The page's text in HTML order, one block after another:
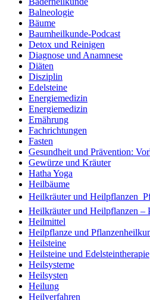
Balneologie
Bäume
Baumheilkunde-Podcast
Detox und Reinigen
Diagnose und Anamnese
Diäten
Disziplin
Edelsteine
Energiemedizin
Energiemedizin
Ernährung
Fachrichtungen
Fasten
Gesundheit und Prävention:
Gewürze und Kräuter
Hatha Yoga
Heilbäume
Heilkräuter und Heilpflanzen 
Heilkräuter und Heilpflanzen –
Heilmittel
Heilpflanze und
Heilsteine
Heilsteine und Edelsteintherapie
Heilsysteme
Heilsysten
Heilung
Heilverfahren